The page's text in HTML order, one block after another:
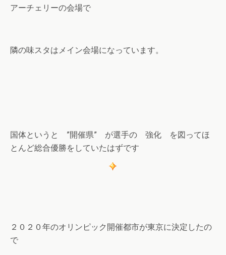
アーチェリーの会場で
隣の味スタはメイン会場になっています。
国体というと ”開催県” が選手の 強化 を図ってほ
とんど総合優勝をしていたはずです
２０２０年のオリンピック開催都市が東京に決定したの
で